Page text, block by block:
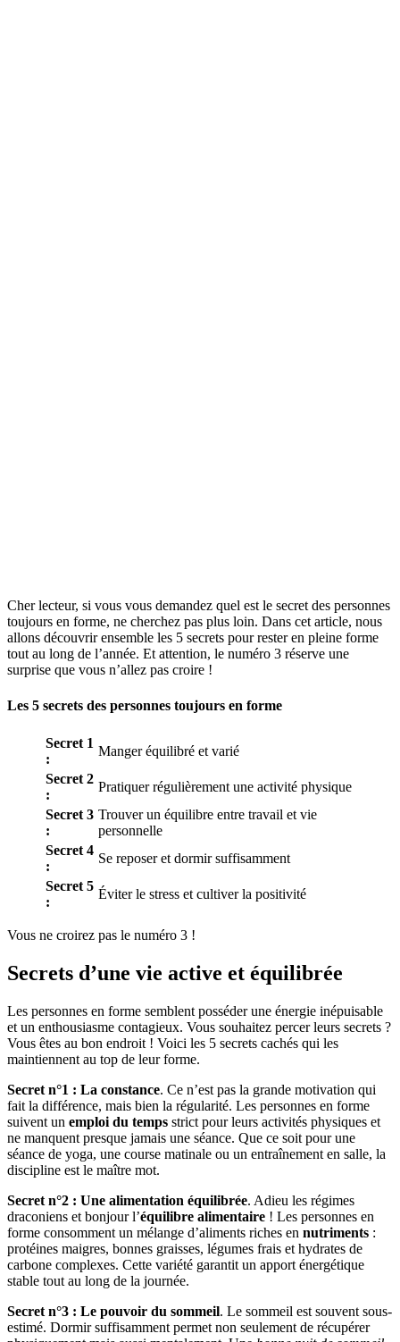
Cher lecteur, si vous vous demandez quel est le secret des personnes
toujours en forme, ne cherchez pas plus loin. Dans cet article, nous
allons découvrir ensemble les 5 secrets pour rester en pleine forme
tout au long de l’année. Et attention, le numéro 3 réserve une
surprise que vous n’allez pas croire !
Les 5 secrets des personnes toujours en forme
Secret 1
:
Manger équilibré et varié
Secret 2
:
Pratiquer régulièrement une activité physique
Secret 3
:
Trouver un équilibre entre travail et vie
personnelle
Secret 4
:
Se reposer et dormir suffisamment
Secret 5
:
Éviter le stress et cultiver la positivité
Vous ne croirez pas le numéro 3 !
Secrets d’une vie active et équilibrée
Les personnes en forme semblent posséder une énergie inépuisable
et un enthousiasme contagieux. Vous souhaitez percer leurs secrets ?
Vous êtes au bon endroit ! Voici les 5 secrets cachés qui les
maintiennent au top de leur forme.
Secret n°1 : La constance. Ce n’est pas la grande motivation qui
fait la différence, mais bien la régularité. Les personnes en forme
suivent un emploi du temps strict pour leurs activités physiques et
ne manquent presque jamais une séance. Que ce soit pour une
séance de yoga, une course matinale ou un entraînement en salle, la
discipline est le maître mot.
Secret n°2 : Une alimentation équilibrée. Adieu les régimes
draconiens et bonjour l’équilibre alimentaire ! Les personnes en
forme consomment un mélange d’aliments riches en nutriments :
protéines maigres, bonnes graisses, légumes frais et hydrates de
carbone complexes. Cette variété garantit un apport énergétique
stable tout au long de la journée.
Secret n°3 : Le pouvoir du sommeil. Le sommeil est souvent sous-
estimé. Dormir suffisamment permet non seulement de récupérer